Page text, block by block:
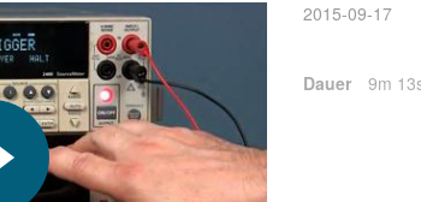
2015-09-17
Dauer 9m